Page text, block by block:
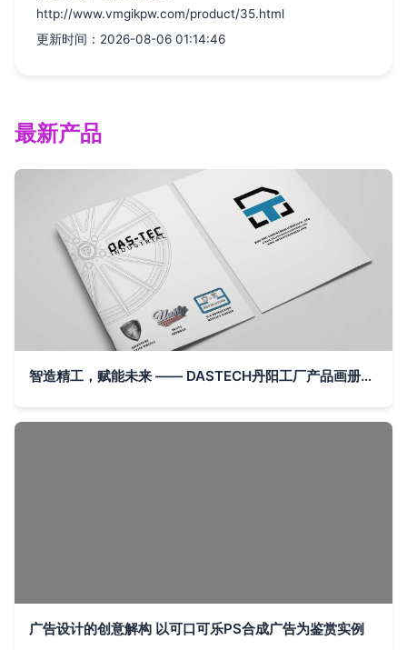
http://www.vmgikpw.com/product/35.html
更新时间：2026-08-06 01:14:46
最新产品
智造精工，赋能未来 —— DASTECH丹阳工厂产品画册设计概念
广告设计的创意解构 以可口可乐PS合成广告为鉴赏实例